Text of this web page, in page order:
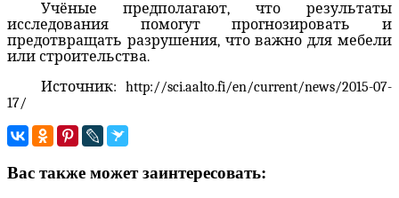
Учёные предполагают, что результаты
исследования помогут прогнозировать и
предотвращать разрушения, что важно для мебели
или строительства.
Источник: http://sci.aalto.fi/en/current/news/2015-07-
17/
Вас также может заинтересовать: